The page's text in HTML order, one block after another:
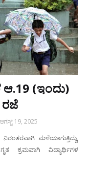
(ಇಂದು)
ರಜೆ
ಆಗಸ್ಟ್ 19, 2025
ಮಳೆಯಾಗುತ್ತಿದ್ದು,
ಕ್ರಮವಾಗಿ ವಿದ್ಯಾರ್ಥಿಗಳ